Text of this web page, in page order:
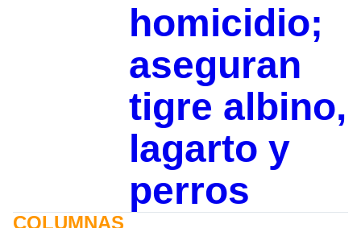
homicidio;
aseguran
tigre albino,
lagarto y
perros
COLUMNAS